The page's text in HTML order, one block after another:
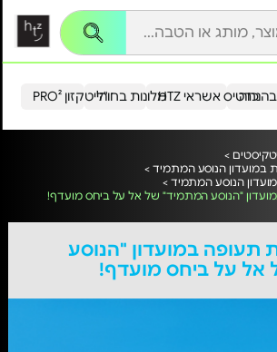
הייטקזון PRO²מלונות בחו"ל כרטיס אשראי HTZ
>
במועדון הנוסע המתמיד >
הנוסע המתמיד >
"הנוסע המתמיד" של אל על ביחס מועדף!
תעופה במועדון "הנוסע
אל על ביחס מועדף!